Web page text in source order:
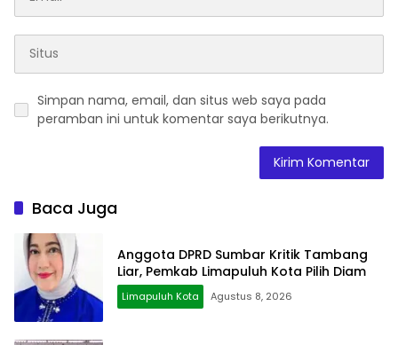
Simpan nama, email, dan situs web saya pada
peramban ini untuk komentar saya berikutnya.
Baca Juga
Anggota DPRD Sumbar Kritik Tambang
Liar, Pemkab Limapuluh Kota Pilih Diam
Limapuluh Kota Agustus 8, 2026